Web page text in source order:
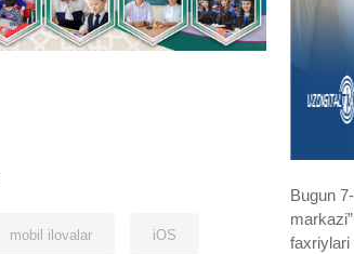
mobil ilovalar iOS
Bugun
faxriylari